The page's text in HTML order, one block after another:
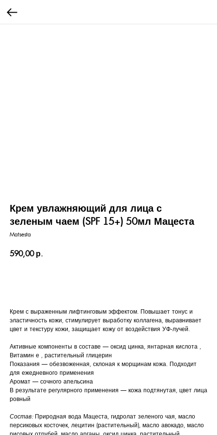
Крем увлажняющий для лица с
зеленым чаем (SPF 15+) 50мл Мацеста
Matsesta
590,00 р.
Крем с выраженным лифтинговым эффектом. Повышает тонус и
эластичность кожи, стимулирует выработку коллагена, выравнивает
цвет и текстуру кожи, защищает кожу от воздействия УФ-лучей.
Активные компоненты в составе — оксид цинка, янтарная кислота ,
Витамин е , растительный глицерин
Показания — обезвоженная, склоная к морщинам кожа. Подходит
для ежедневного применения
Аромат — сочного апельсина
В результате регулярного применения — кожа подтянутая, цвет лица
ровный
Состав: Природная вода Мацеста, гидролат зеленого чая, масло
персиковых косточек, лецитин (растительный), масло авокадо, масло